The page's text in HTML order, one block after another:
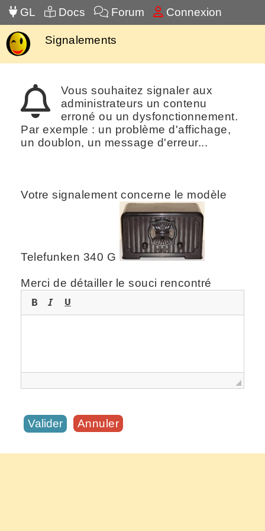
GL Docs Forum Connexion
Signalements
Vous souhaitez signaler aux
administrateurs un contenu
erroné ou un dysfonctionnement.
Par exemple : un problème d'affichage,
un doublon, un message d'erreur...
Votre signalement concerne le modèle
Telefunken 340 G
Merci de détailler le souci rencontré
Annuler